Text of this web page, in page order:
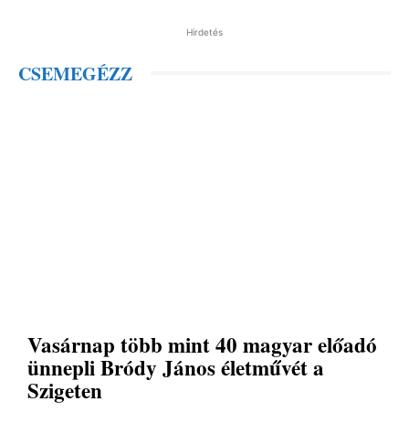
Hirdetés
CSEMEGÉZZ
Vasárnap több mint 40 magyar előadó
ünnepli Bródy János életművét a
Szigeten